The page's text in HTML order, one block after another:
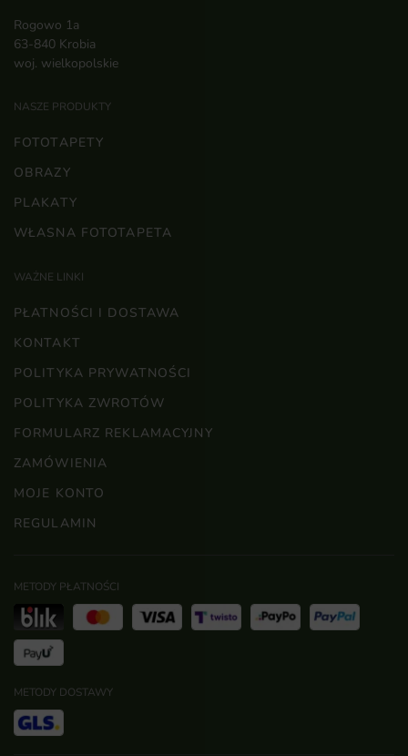
Rogowo 1a
63-840 Krobia
woj. wielkopolskie
NASZE PRODUKTY
FOTOTAPETY
OBRAZY
PLAKATY
WŁASNA FOTOTAPETA
WAŻNE LINKI
PŁATNOŚCI I DOSTAWA
KONTAKT
POLITYKA PRYWATNOŚCI
POLITYKA ZWROTÓW
FORMULARZ REKLAMACYJNY
ZAMÓWIENIA
MOJE KONTO
REGULAMIN
METODY PŁATNOŚCI
METODY DOSTAWY